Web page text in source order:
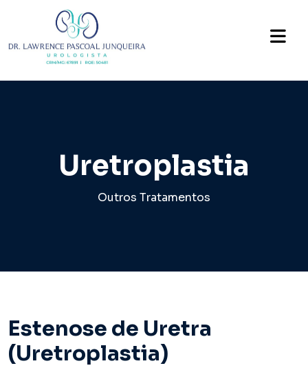
Uretroplastia
Outros Tratamentos
Estenose de Uretra
(Uretroplastia)